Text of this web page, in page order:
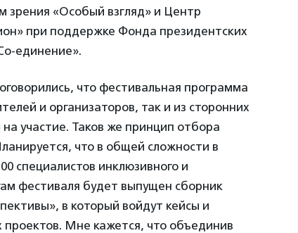
«Особый взгляд» и Центр
при поддержке Фонда президентских
единение».
что фестивальная программа
и организаторов, так и из сторонних
участие. Таков же принцип отбора
что в общей сложности в
специалистов инклюзивного и
фестиваля будет выпущен сборник
в который войдут кейсы и
проектов. Мне кажется, что объединив